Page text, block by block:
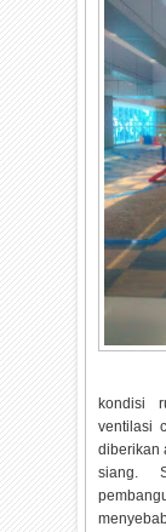
kondisi
ventilasi
diberikan
siang.